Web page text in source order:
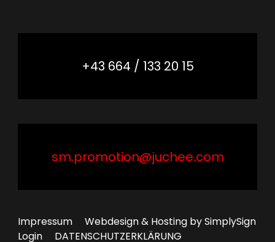
+43 664 / 133 20 15
sm.promotion@juchee.com
Impressum
Webdesign & Hosting by SimplySign
Login
DATENSCHUTZERKLÄRUNG